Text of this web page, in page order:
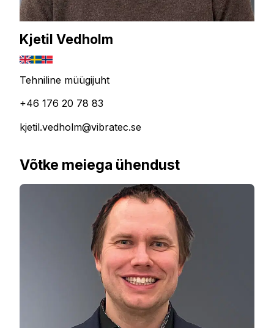
Kjetil Vedholm
Tehniline müügijuht
+46 176 20 78 83
kjetil.vedholm@vibratec.se
Võtke meiega ühendust